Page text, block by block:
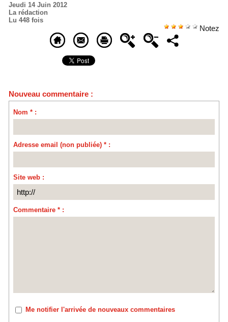
Jeudi 14 Juin 2012
La rédaction
Lu 448 fois
Notez
Nouveau commentaire :
Nom * :
Adresse email (non publiée) * :
Site web :
Commentaire * :
Me notifier l'arrivée de nouveaux commentaires